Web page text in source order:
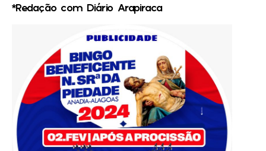
*Redação com Diário Arapiraca